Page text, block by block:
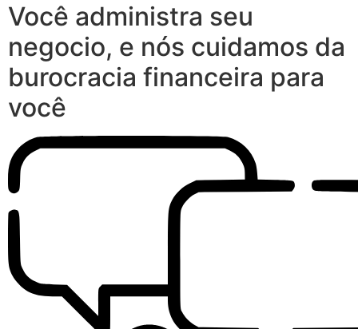
Você administra seu
negocio, e nós cuidamos da
burocracia financeira para
você